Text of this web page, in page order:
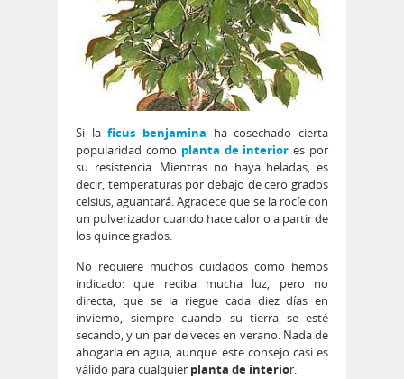
Si laficus benjamina ha cosechado cierta
popularidad como planta de interior es por
su resistencia. Mientras no haya heladas, es
decir, temperaturas por debajo de cero grados
celsius, aguantará. Agradece que se la rocíe con
un pulverizador cuando hace calor o a partir de
los quince grados.
No requiere muchos cuidados como hemos
indicado: que reciba mucha luz, pero no
directa, que se la riegue cada diez días en
invierno, siempre cuando su tierra se esté
secando, y un par de veces en verano. Nada de
ahogarla en agua, aunque este consejo casi es
válido para cualquier planta de interior.